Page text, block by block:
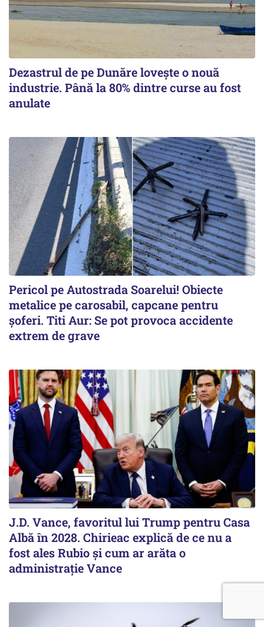
Dezastrul de pe Dunăre lovește o nouă
industrie. Până la 80% dintre curse au fost
anulate
Pericol pe Autostrada Soarelui! Obiecte
metalice pe carosabil, capcane pentru
șoferi. Titi Aur: Se pot provoca accidente
extrem de grave
J.D. Vance, favoritul lui Trump pentru Casa
Albă în 2028. Chirieac explică de ce nu a
fost ales Rubio și cum ar arăta o
administrație Vance